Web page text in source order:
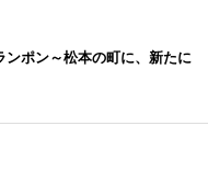
ンポン～松本の町に、新たに